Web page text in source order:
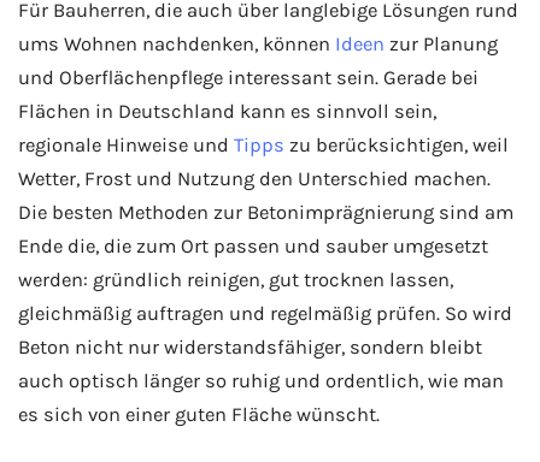
Für Bauherren, die auch über langlebige Lösungen rund
ums Wohnen nachdenken, können Ideen zur Planung
und Oberflächenpflege interessant sein. Gerade bei
Flächen in Deutschland kann es sinnvoll sein,
regionale Hinweise und Tipps zu berücksichtigen, weil
Wetter, Frost und Nutzung den Unterschied machen.
Die besten Methoden zur Betonimprägnierung sind am
Ende die, die zum Ort passen und sauber umgesetzt
werden: gründlich reinigen, gut trocknen lassen,
gleichmäßig auftragen und regelmäßig prüfen. So wird
Beton nicht nur widerstandsfähiger, sondern bleibt
auch optisch länger so ruhig und ordentlich, wie man
es sich von einer guten Fläche wünscht.